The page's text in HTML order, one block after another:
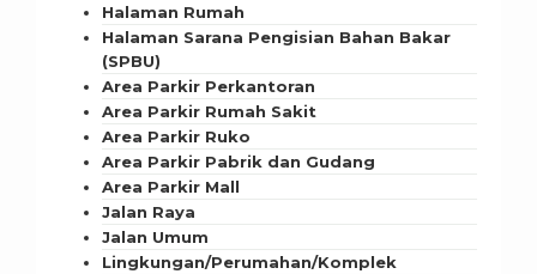
Halaman Rumah
Halaman Sarana Pengisian Bahan Bakar
(SPBU)
Area Parkir Perkantoran
Area Parkir Rumah Sakit
Area Parkir Ruko
Area Parkir Pabrik dan Gudang
Area Parkir Mall
Jalan Raya
Jalan Umum
Lingkungan/Perumahan/Komplek